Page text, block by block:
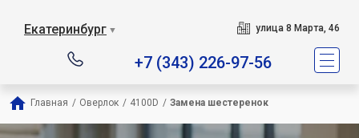
Екатеринбург ▼ улица 8 Марта, 46
+7 (343) 226-97-56
Главная / Оверлок / 4100D / Замена шестеренок